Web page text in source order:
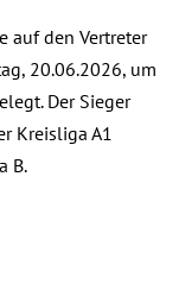
auf den Vertreter
20.06.2026, um
Der Sieger
Kreisliga A1
B.